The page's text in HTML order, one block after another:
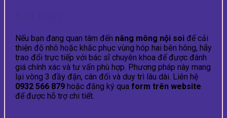
Nếu bạn đang quan tâm đến nâng mông nội soi để cải
thiện độ nhô hoặc khắc phục vùng hóp hai bên hông, hãy
trao đổi trực tiếp với bác sĩ chuyên khoa để được đánh
giá chính xác và tư vấn phù hợp. Phương pháp này mang
lại vòng 3 đầy đặn, cân đối và duy trì lâu dài. Liên hệ
0932 566 879 hoặc đăng ký qua form trên website
để được hỗ trợ chi tiết.